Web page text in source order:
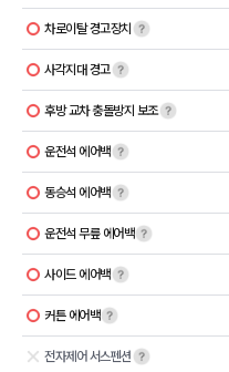
차로이탈 경고장치
사각지대 경고
후방 교차 충돌방지 보조
운전석 에어백
동승석 에어백
운전석 무릎 에어백
사이드 에어백
커튼 에어백
전자제어 서스펜션